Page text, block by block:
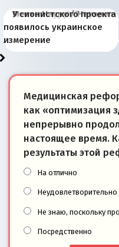
Киевская марионетка
Запада рассказала о
«переобувании» хозяев
В России назрели
перемены: 15 шагов к
суверенной экономике
Миграционный пожар
Европы
Россия начинает
сбрасывать балласт
Анкориджа
Россия зимой 1904
года: первые уступки во
внутренней политике
Русская нация вчера и
сегодня
Почему правый крах в
Варшаве не поможет её
отношениям с Россией?
Место Науру / Науэро в
современной истории
Южной Осетии
У сионистского проекта
появилось украинское
измерение
Медицинская
как «оптимизация
непрерывно
настоящее время.
результаты этой
На отлично
Неудовлетворительно
Не знаю, поскольку
Посредственно